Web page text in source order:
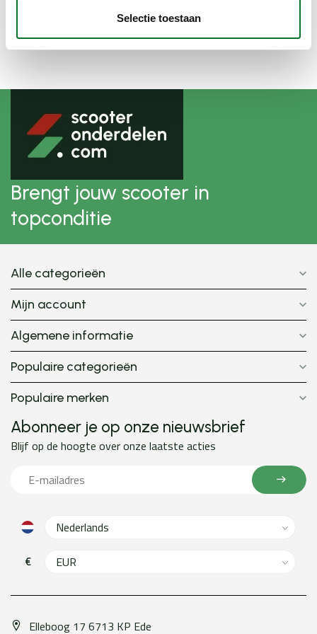
Selectie toestaan
Recent bekeken
Brengt jouw scooter in
topconditie
Alle categorieën
Mijn account
Algemene informatie
Populaire categorieën
Populaire merken
Abonneer je op onze nieuwsbrief
Blijf op de hoogte over onze laatste acties
€
Elleboog 17 6713 KP Ede